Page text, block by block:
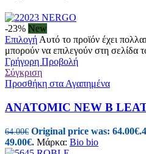
-23% New
Επιλογή Αυτό το προϊόν έχει
μπορούν να επιλεγούν στη σελίδα
Γρήγορη Προβολή
Σύγκριση
Προσθήκη στα Αγαπημένα
ANATOMIC NEW B
64.00€ Original price was: 64.00€.
49.00€. Μάρκα: Bio bio